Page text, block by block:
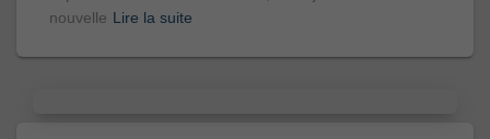
nouvelle Lire la suite